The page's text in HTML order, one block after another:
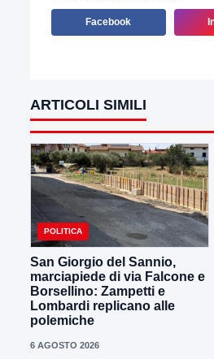
Facebook
ARTICOLI SIMILI
POLITICA
San Giorgio del Sannio,
marciapiede di via Falcone e
Borsellino: Zampetti e
Lombardi replicano alle
polemiche
6 AGOSTO 2026